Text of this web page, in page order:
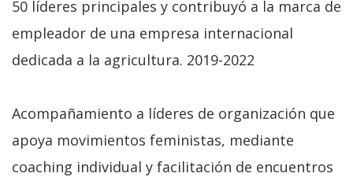
50 líderes principales y contribuyó a la marca de
empleador de una empresa internacional
dedicada a la agricultura. 2019-2022
Acompañamiento a líderes de organización que
apoya movimientos feministas, mediante
coaching individual y facilitación de encuentros